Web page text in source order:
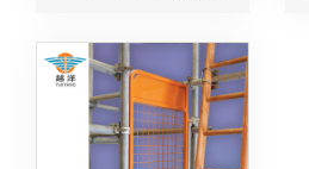
tháo dỡ giàn giáo an
toàn